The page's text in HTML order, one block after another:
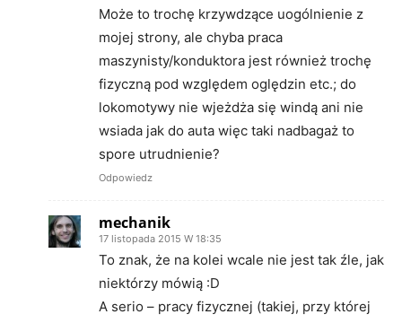
Może to trochę krzywdzące uogólnienie z
mojej strony, ale chyba praca
maszynisty/konduktora jest również trochę
fizyczną pod względem oględzin etc.; do
lokomotywy nie wjeżdża się windą ani nie
wsiada jak do auta więc taki nadbagaż to
spore utrudnienie?
Odpowiedz
mechanik
17 listopada 2015 W 18:35
To znak, że na kolei wcale nie jest tak źle, jak
niektórzy mówią :D
A serio – pracy fizycznej (takiej, przy której